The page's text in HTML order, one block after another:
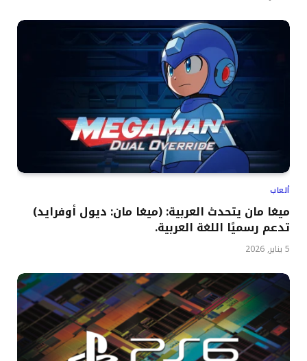
ألعاب
ميغا مان يتحدث العربية: (ميغا مان: ديول أوفرايد)
تدعم رسميًا اللغة العربية.
5 يناير, 2026